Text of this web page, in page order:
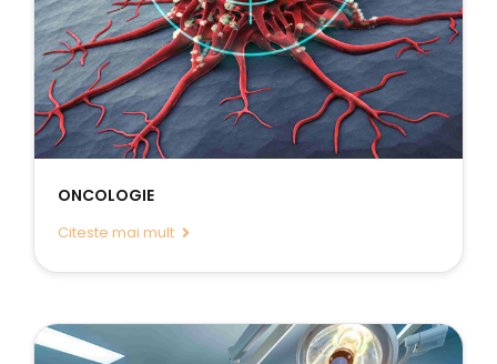
ONCOLOGIE
Citeste mai mult